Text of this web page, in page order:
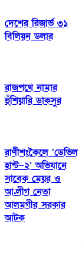
দেশের রিজার্ভ ৩১
বিলিয়ন ডলার
রাজপথে নামার
হুঁশিয়ারি ডাকসুর
রাণীশংকৈলে ‘ডেভিল
হান্ট–২’ অভিযানে
সাবেক মেয়র ও
আ.লীগ নেতা
আলমগীর সরকার
আটক